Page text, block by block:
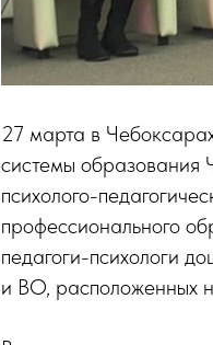
27 марта в
системы образования
психолого-
профессионального
педагоги-психологи
и ВО, расположенных